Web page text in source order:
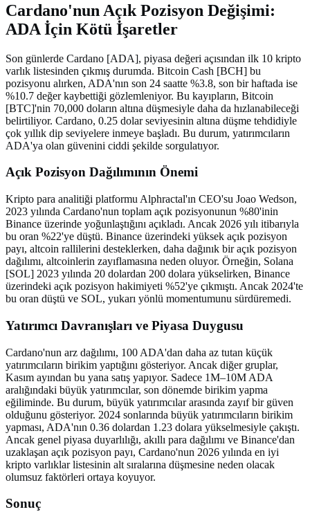
Cardano'nun Açık Pozisyon Değişimi:
ADA İçin Kötü İşaretler
Son günlerde Cardano [ADA], piyasa değeri açısından ilk 10 kripto
varlık listesinden çıkmış durumda. Bitcoin Cash [BCH] bu
pozisyonu alırken, ADA'nın son 24 saatte %3.8, son bir haftada ise
%10.7 değer kaybettiği gözlemleniyor. Bu kayıpların, Bitcoin
[BTC]'nin 70,000 doların altına düşmesiyle daha da hızlanabileceği
belirtiliyor. Cardano, 0.25 dolar seviyesinin altına düşme tehdidiyle
çok yıllık dip seviyelere inmeye başladı. Bu durum, yatırımcıların
ADA'ya olan güvenini ciddi şekilde sorgulatıyor.
Açık Pozisyon Dağılımının Önemi
Kripto para analitiği platformu Alphractal'ın CEO'su Joao Wedson,
2023 yılında Cardano'nun toplam açık pozisyonunun %80'inin
Binance üzerinde yoğunlaştığını açıkladı. Ancak 2026 yılı itibarıyla
bu oran %22'ye düştü. Binance üzerindeki yüksek açık pozisyon
payı, altcoin rallilerini desteklerken, daha dağınık bir açık pozisyon
dağılımı, altcoinlerin zayıflamasına neden oluyor. Örneğin, Solana
[SOL] 2023 yılında 20 dolardan 200 dolara yükselirken, Binance
üzerindeki açık pozisyon hakimiyeti %52'ye çıkmıştı. Ancak 2024'te
bu oran düştü ve SOL, yukarı yönlü momentumunu sürdüremedi.
Yatırımcı Davranışları ve Piyasa Duygusu
Cardano'nun arz dağılımı, 100 ADA'dan daha az tutan küçük
yatırımcıların birikim yaptığını gösteriyor. Ancak diğer gruplar,
Kasım ayından bu yana satış yapıyor. Sadece 1M–10M ADA
aralığındaki büyük yatırımcılar, son dönemde birikim yapma
eğiliminde. Bu durum, büyük yatırımcılar arasında zayıf bir güven
olduğunu gösteriyor. 2024 sonlarında büyük yatırımcıların birikim
yapması, ADA'nın 0.36 dolardan 1.23 dolara yükselmesiyle çakıştı.
Ancak genel piyasa duyarlılığı, akıllı para dağılımı ve Binance'dan
uzaklaşan açık pozisyon payı, Cardano'nun 2026 yılında en iyi
kripto varlıklar listesinin alt sıralarına düşmesine neden olacak
olumsuz faktörleri ortaya koyuyor.
Sonuç